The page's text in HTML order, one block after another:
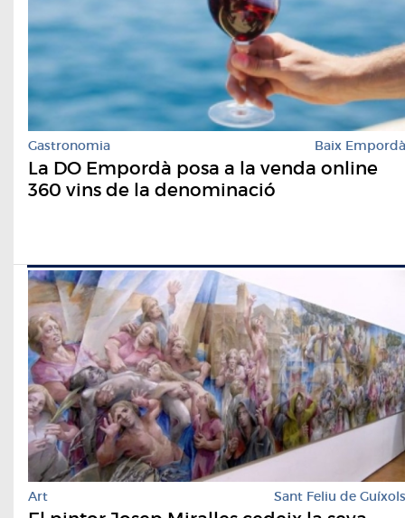
Gastronomia Baix Empordà
La DO Empordà posa a la venda online
360 vins de la denominació
Art Sant Feliu de Guíxols